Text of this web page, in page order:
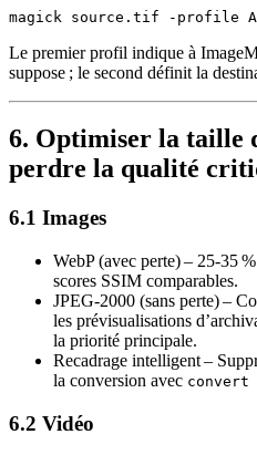
Le premier profil indique à
suppose ; le second définit la
6. Optimiser la taille
perdre la qualité
6.1 Images
WebP (avec perte)– 25‑35
scores SSIM comparables.
JPEG‑2000 (sans perte)–
les prévisualisations
la priorité principale.
Recadrage intelligent–
la conversion avec
6.2 Vidéo